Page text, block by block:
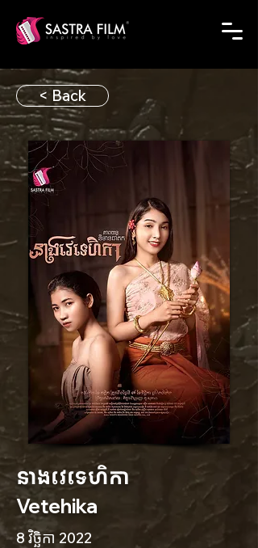
< Back
នាងវេទេហិកា
Vetehika
8 វិច្ឆិកា 2022